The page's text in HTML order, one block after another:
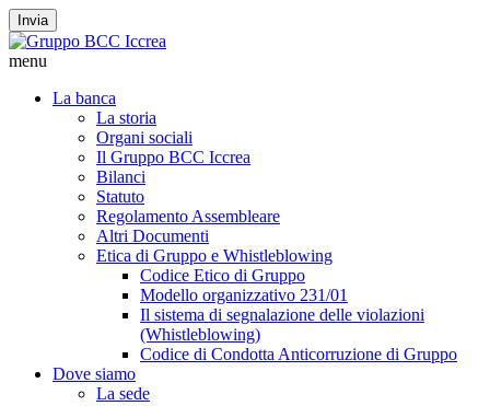
Invia
menu
La banca
La storia
Organi sociali
Il Gruppo BCC Iccrea
Bilanci
Statuto
Regolamento Assembleare
Altri Documenti
Etica di Gruppo e Whistleblowing
Codice Etico di Gruppo
Modello organizzativo 231/01
Il sistema di segnalazione delle violazioni
(Whistleblowing)
Codice di Condotta Anticorruzione di Gruppo
Dove siamo
La sede